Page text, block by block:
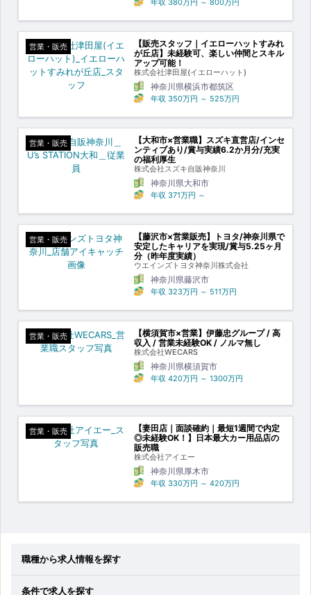
年収 380万円 ～ 800万円
営業・販売
【販売スタッフ｜イエローハットすみれ
が丘店】未経験可、楽しい仲間とスキル
アップ可能！
株式会社津田屋(イエローハット)
神奈川県横浜市都筑区
年収 350万円 ～ 525万円
営業・販売
【大和市×営業職】スズキ直営店/インセ
ンティブあり/賞与実績6.2か月分/充実
の福利厚生
株式会社スズキ自販神奈川
神奈川県大和市
年収 371万円 ～
営業・販売
【藤沢市×営業販売】トヨタ/神奈川県で
安定したキャリアを実現/賞与5.25ヶ月
分（昨年度実績）
ウエインズトヨタ神奈川株式会社
神奈川県藤沢市
年収 323万円 ～ 511万円
営業・販売
【横須賀市×営業】伊藤忠グループ / 高
収入 / 営業未経験OK / ノルマ無し
株式会社WECARS
神奈川県横須賀市
年収 420万円 ～ 1300万円
営業・販売
【妻田店｜面談確約｜最短1週間で内定
◎未経験OK！】日本最大カー用品店の
販売職
株式会社アイエー
神奈川県厚木市
年収 330万円 ～ 420万円
職種から求人情報を探す
条件で求人を探す